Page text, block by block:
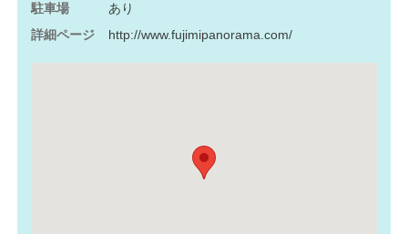
駐車場
あり
詳細ページ
http://www.fujimipanorama.com/